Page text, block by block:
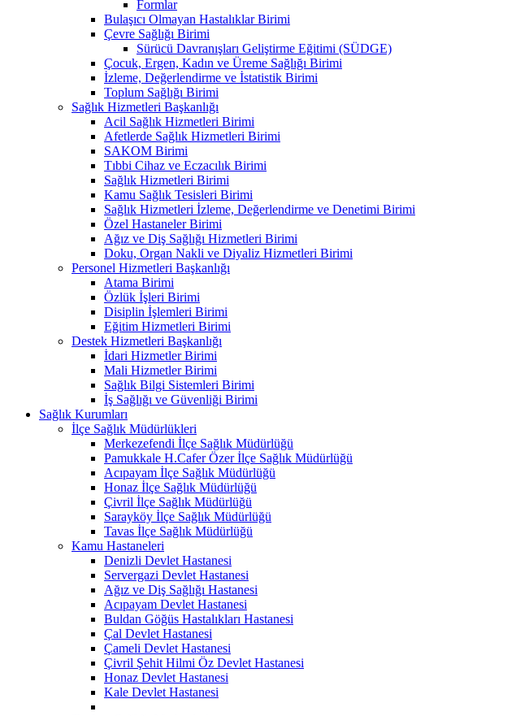
Formlar
Bulaşıcı Olmayan Hastalıklar Birimi
Çevre Sağlığı Birimi
Sürücü Davranışları Geliştirme Eğitimi (SÜDGE)
Çocuk, Ergen, Kadın ve Üreme Sağlığı Birimi
İzleme, Değerlendirme ve İstatistik Birimi
Toplum Sağlığı Birimi
Sağlık Hizmetleri Başkanlığı
Acil Sağlık Hizmetleri Birimi
Afetlerde Sağlık Hizmetleri Birimi
SAKOM Birimi
Tıbbi Cihaz ve Eczacılık Birimi
Sağlık Hizmetleri Birimi
Kamu Sağlık Tesisleri Birimi
Sağlık Hizmetleri İzleme, Değerlendirme ve Denetimi Birimi
Özel Hastaneler Birimi
Ağız ve Diş Sağlığı Hizmetleri Birimi
Doku, Organ Nakli ve Diyaliz Hizmetleri Birimi
Personel Hizmetleri Başkanlığı
Atama Birimi
Özlük İşleri Birimi
Disiplin İşlemleri Birimi
Eğitim Hizmetleri Birimi
Destek Hizmetleri Başkanlığı
İdari Hizmetler Birimi
Mali Hizmetler Birimi
Sağlık Bilgi Sistemleri Birimi
İş Sağlığı ve Güvenliği Birimi
Sağlık Kurumları
İlçe Sağlık Müdürlükleri
Merkezefendi İlçe Sağlık Müdürlüğü
Pamukkale H.Cafer Özer İlçe Sağlık Müdürlüğü
Acıpayam İlçe Sağlık Müdürlüğü
Honaz İlçe Sağlık Müdürlüğü
Çivril İlçe Sağlık Müdürlüğü
Sarayköy İlçe Sağlık Müdürlüğü
Tavas İlçe Sağlık Müdürlüğü
Kamu Hastaneleri
Denizli Devlet Hastanesi
Servergazi Devlet Hastanesi
Ağız ve Diş Sağlığı Hastanesi
Acıpayam Devlet Hastanesi
Buldan Göğüs Hastalıkları Hastanesi
Çal Devlet Hastanesi
Çameli Devlet Hastanesi
Çivril Şehit Hilmi Öz Devlet Hastanesi
Honaz Devlet Hastanesi
Kale Devlet Hastanesi